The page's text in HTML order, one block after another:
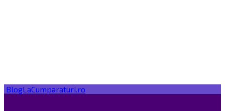
BlogLaCumparaturi.ro